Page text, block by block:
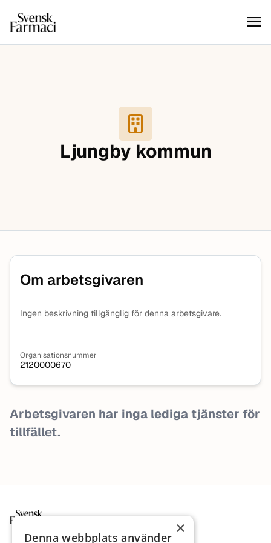
Hoppa till innehåll
Svensk farmaci
Ljungby kommun
Om arbetsgivaren
Ingen beskrivning tillgänglig för denna arbetsgivare.
Organisationsnummer
2120000670
Arbetsgivaren har inga lediga tjänster för
tillfället.
×
Denna webbplats använder